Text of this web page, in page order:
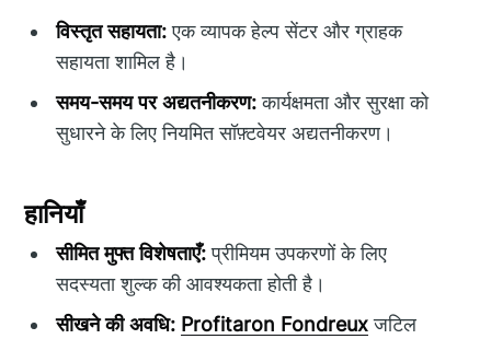
विस्तृत सहायता:एक व्यापक हेल्प सेंटर और ग्राहक
सहायता शामिल है।
समय-समय पर अद्यतनीकरण:कार्यक्षमता और सुरक्षा को
सुधारने के लिए नियमित सॉफ़्टवेयर अद्यतनीकरण।
हानियाँ
सीमित मुफ्त विशेषताएँ:प्रीमियम उपकरणों के लिए
सदस्यता शुल्क की आवश्यकता होती है।
सीखने की अवधि: Profitaron Fondreuxजटिल